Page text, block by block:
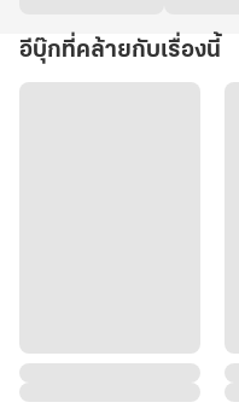
อีบุ๊กที่คล้ายกับเรื่องนี้